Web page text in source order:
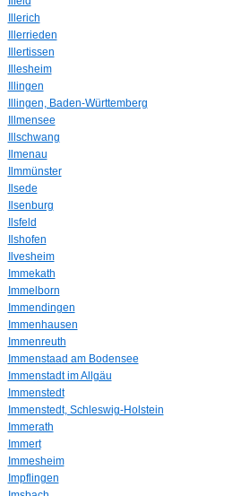
Illerich
Illerrieden
Illertissen
Illesheim
Illingen
Illingen, Baden-Württemberg
Illmensee
Illschwang
Ilmenau
Ilmmünster
Ilsede
Ilsenburg
Ilsfeld
Ilshofen
Ilvesheim
Immekath
Immelborn
Immendingen
Immenhausen
Immenreuth
Immenstaad am Bodensee
Immenstadt im Allgäu
Immenstedt
Immenstedt, Schleswig-Holstein
Immerath
Immert
Immesheim
Impflingen